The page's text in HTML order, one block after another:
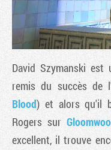
David Szymanski
remis du succès de
Blood) et alors qu'il
Rogers sur
excellent, il trouve